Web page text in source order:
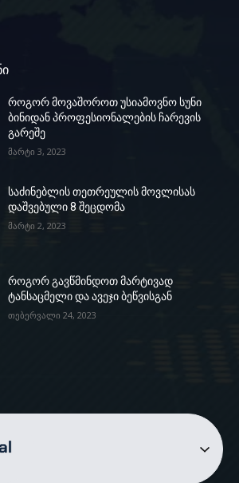
როგორ მოვაშოროთ უსიამოვნო სუნი
ბინიდან პროფესიონალების ჩარევის
გარეშე
მარტი 3, 2023
საძინებლის თეთრეულის მოვლისას
დაშვებული 8 შეცდომა
მარტი 2, 2023
როგორ გავწმინდოთ მარტივად
ტანსაცმელი და ავეჯი ბეწვისგან
თებერვალი 24, 2023